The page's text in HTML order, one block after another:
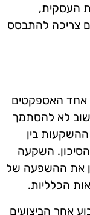
העסקית,
צריכה להתבסס
אחד האספקטים
לא להסתמך
בין
השקעה
את ההשפעה של
הכלליות.
אחר הביצועים